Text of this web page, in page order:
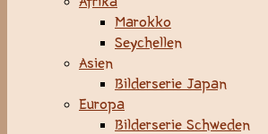
Marokko
Seychellen
Asien
Bilderserie Japan
Europa
Bilderserie Schweden